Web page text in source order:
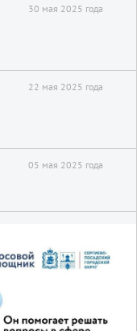
30 мая 2025 года
22 мая 2025 года
05 мая 2025 года